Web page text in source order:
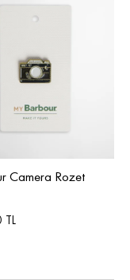
Camera Rozet